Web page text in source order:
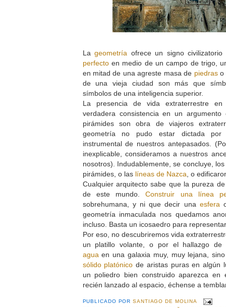
Lageometría ofrece un signo
perfectoen medio de un campo de trigo,
en mitad de una agreste masa de piedraso
de una vieja ciudad son más que
símbolos de una inteligencia superior.
La presencia de vida extraterrestre
verdadera consistencia en un
pirámides son obra de viajeros
geometría no pudo estar dictada
instrumental de nuestros antepasados.
inexplicable, consideramos a nuestros
nosotros). Indudablemente, se concluye,
pirámides, o las líneas de Nazca , o
Cualquier arquitecto sabe que la pureza
de este mundo.Construir una línea
sobrehumana, y ni que decir una esfera
geometría inmaculada nos quedamos
incluso. Basta un icosaedro para
Por eso, no descubriremos vida
un platillo volante, o por el hallazgo de
agua en una galaxia muy, muy lejana,
sólido platónico de aristas puras en algún
un poliedro bien construido aparezca en
recién lanzado al espacio, échense a
PUBLICADO PORSANTIAGO DE MOLINA